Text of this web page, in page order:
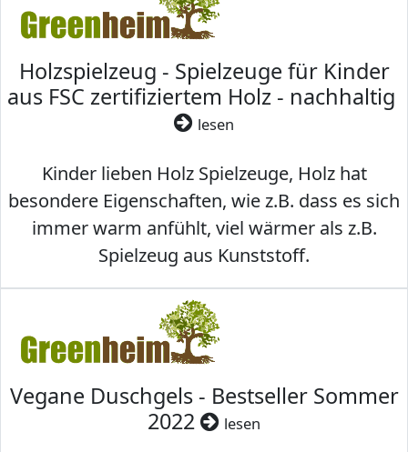
Holzspielzeug - Spielzeuge für Kinder
aus FSC zertifiziertem Holz - nachhaltig
lesen
Kinder lieben Holz Spielzeuge, Holz hat
besondere Eigenschaften, wie z.B. dass es sich
immer warm anfühlt, viel wärmer als z.B.
Spielzeug aus Kunststoff.
Vegane Duschgels - Bestseller Sommer
2022
lesen